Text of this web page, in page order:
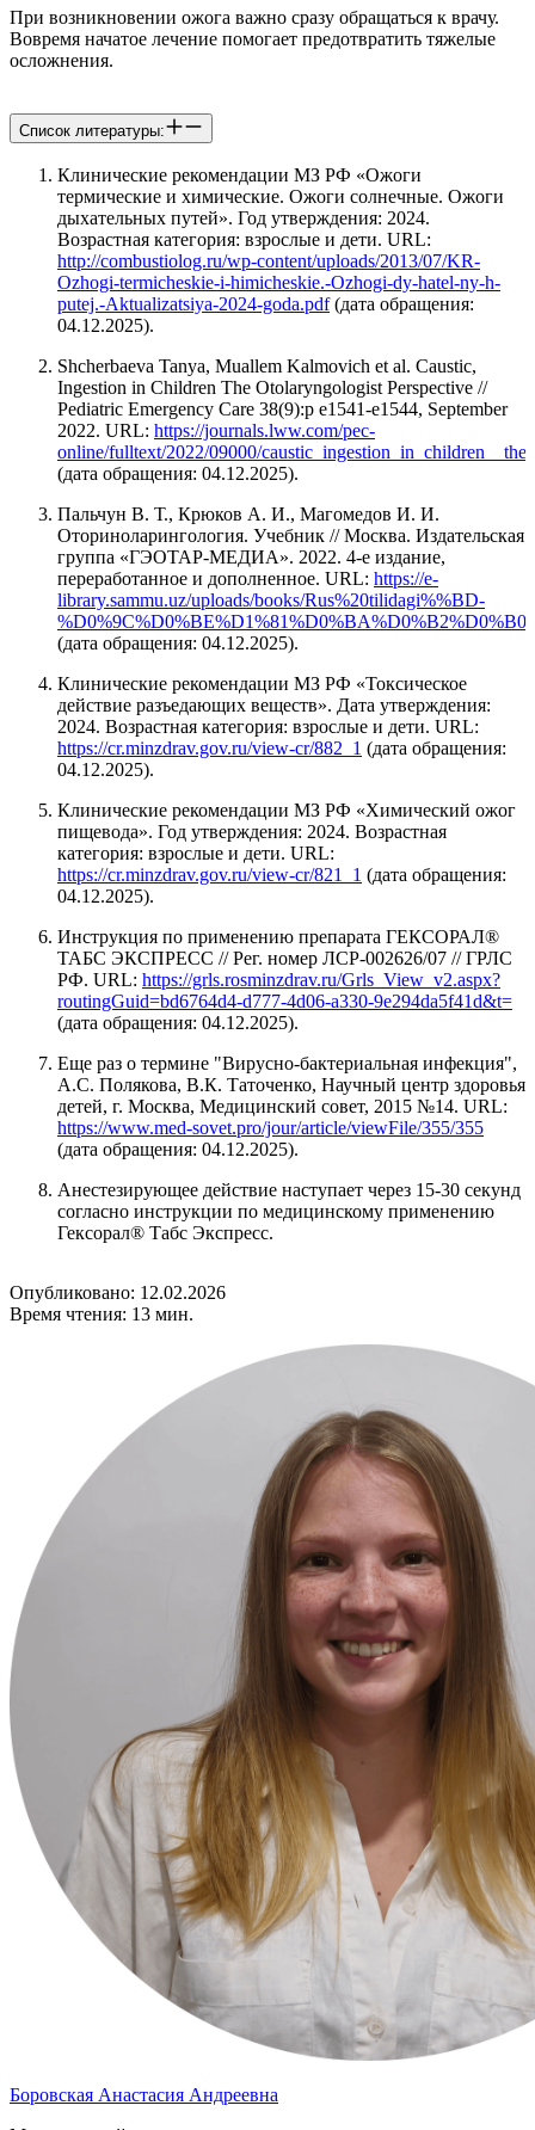
При возникновении ожога важно сразу обращаться к врачу.
Вовремя начатое лечение помогает предотвратить тяжелые
осложнения.
Список литературы:
Клинические рекомендации МЗ РФ «Ожоги
термические и химические. Ожоги солнечные. Ожоги
дыхательных путей». Год утверждения: 2024.
Возрастная категория: взрослые и дети. URL:
http://combustiolog.ru/wp-content/uploads/2013/07/KR-
Ozhogi-termicheskie-i-himicheskie.-Ozhogi-dy-hatel-ny-h-
putej.-Aktualizatsiya-2024-goda.pdf(дата обращения:
04.12.2025).
Shcherbaeva Tanya, Muallem Kalmovich et al. Caustic,
Ingestion in Children The Otolaryngologist Perspective //
Pediatric Emergency Care 38(9):p e1541-e1544, September
2022. URL: https://journals.lww.com/pec-
online/fulltext/2022/09000/
(дата обращения: 04.12.2025).
Пальчун В. Т., Крюков А. И., Магомедов И. И.
Оториноларингология. Учебник // Москва. Издательская
группа «ГЭОТАР-МЕДИА». 2022. 4-е издание,
переработанное и дополненное. URL: https://e-
library.sammu.uz/uploads/books/Rus%20tilidagi%%BD-
(дата обращения: 04.12.2025).
Клинические рекомендации МЗ РФ «Токсическое
действие разъедающих веществ». Дата утверждения:
2024. Возрастная категория: взрослые и дети. URL:
https://cr.minzdrav.gov.ru/view-cr/882_1 (дата обращения:
04.12.2025).
Клинические рекомендации МЗ РФ «Химический ожог
пищевода». Год утверждения: 2024. Возрастная
категория: взрослые и дети. URL:
https://cr.minzdrav.gov.ru/view-cr/821_1 (дата обращения:
04.12.2025).
Инструкция по применению препарата ГЕКСОРАЛ®
ТАБС ЭКСПРЕСС // Рег. номер ЛСР-002626/07 // ГРЛС
РФ. URL: https://grls.rosminzdrav.ru/Grls_View_v2.aspx?
routingGuid=bd6764d4-d777-4d06-a330-9e294da5f41d&t=
(дата обращения: 04.12.2025).
Еще раз о термине "Вирусно-бактериальная инфекция",
А.С. Полякова, В.К. Таточенко, Научный центр здоровья
детей, г. Москва, Медицинский совет, 2015 №14. URL:
https://www.med-sovet.pro/jour/article/viewFile/355/355
(дата обращения: 04.12.2025).
Анестезирующее действие наступает через 15-30 секунд
согласно инструкции по медицинскому применению
Гексорал® Табс Экспресс.
Опубликовано: 12.02.2026
Время чтения: 13 мин.
Боровская Анастасия Андреевна